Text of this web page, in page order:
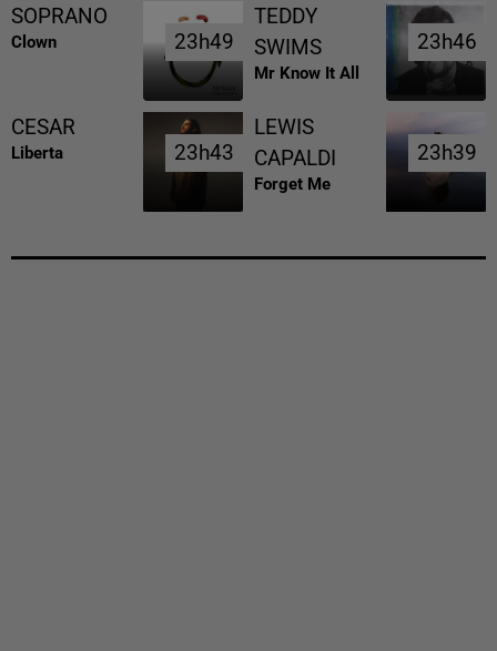
SOPRANO
Clown 23h49
23h49
TEDDY
SWIMS
Mr Know It All
23h46
23h46
CESAR
Liberta 23h43
23h43
LEWIS
CAPALDI
Forget Me
23h39
23h39